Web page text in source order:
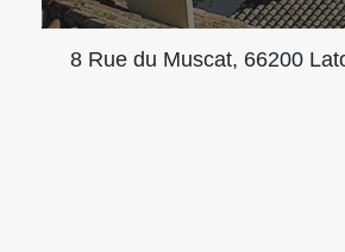
8 Rue du Muscat, 66200